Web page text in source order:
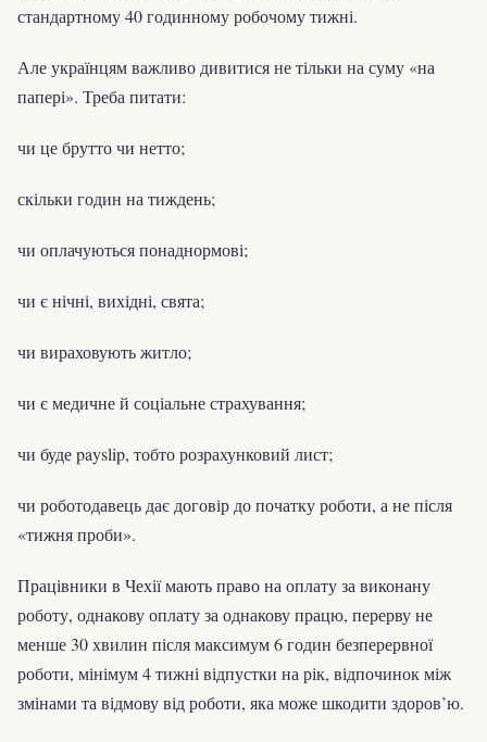
стандартному 40 годинному робочому тижні.
Але українцям важливо дивитися не тільки на суму «на
папері». Треба питати:
чи це брутто чи нетто;
скільки годин на тиждень;
чи оплачуються понаднормові;
чи є нічні, вихідні, свята;
чи вираховують житло;
чи є медичне й соціальне страхування;
чи буде payslip, тобто розрахунковий лист;
чи роботодавець дає договір до початку роботи, а не після
«тижня проби».
Працівники в Чехії мають право на оплату за виконану
роботу, однакову оплату за однакову працю, перерву не
менше 30 хвилин після максимум 6 годин безперервної
роботи, мінімум 4 тижні відпустки на рік, відпочинок між
змінами та відмову від роботи, яка може шкодити здоров’ю.